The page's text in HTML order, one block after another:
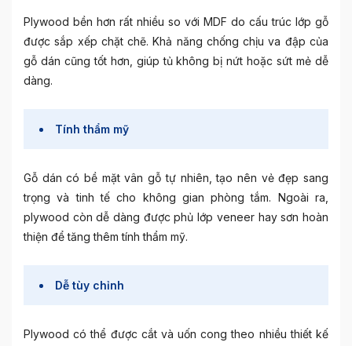
Plywood bền hơn rất nhiều so với MDF do cấu trúc lớp gỗ
được sắp xếp chặt chẽ. Khả năng chống chịu va đập của
gỗ dán cũng tốt hơn, giúp tủ không bị nứt hoặc sứt mẻ dễ
dàng.
Tính thẩm mỹ
Gỗ dán có bề mặt vân gỗ tự nhiên, tạo nên vẻ đẹp sang
trọng và tinh tế cho không gian phòng tắm. Ngoài ra,
plywood còn dễ dàng được phủ lớp veneer hay sơn hoàn
thiện để tăng thêm tính thẩm mỹ.
Dễ tùy chỉnh
Plywood có thể được cắt và uốn cong theo nhiều thiết kế